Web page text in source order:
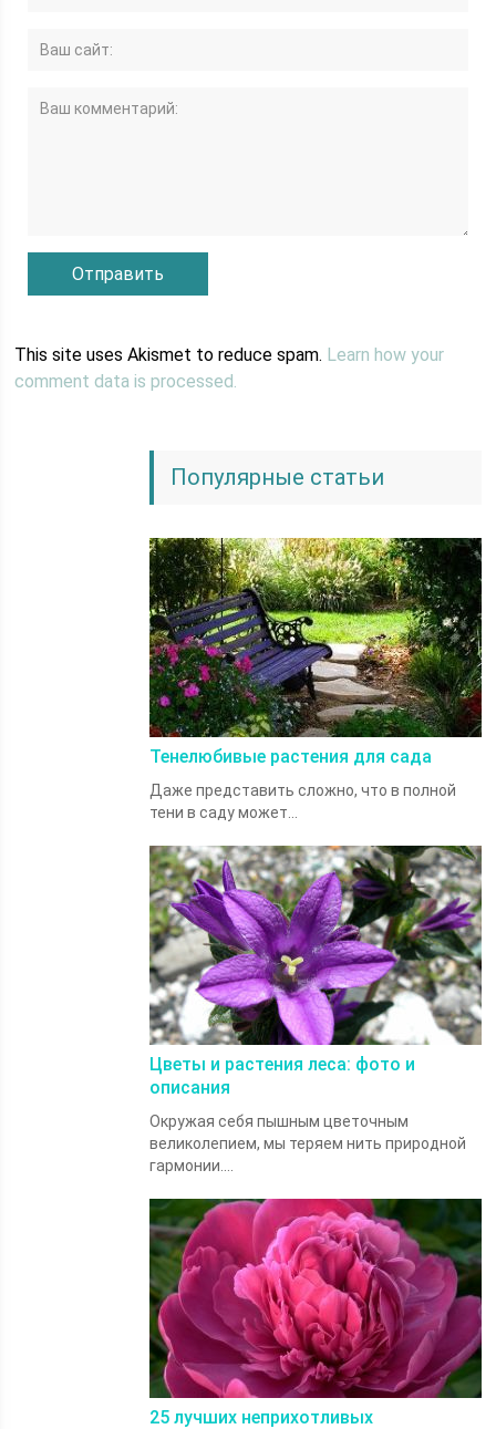
This site uses Akismet to reduce spam. Learn how your
comment data is processed.
Популярные статьи
Тенелюбивые растения для сада
Даже представить сложно, что в полной
тени в саду может...
Цветы и растения леса: фото и
описания
Окружая себя пышным цветочным
великолепием, мы теряем нить природной
гармонии....
25 лучших неприхотливых